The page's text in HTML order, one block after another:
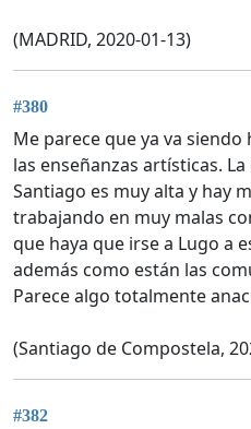
(MADRID, 2020-01-13)
#380
Me parece que ya va
las enseñanzas artísticas.
Santiago es muy alta y hay
trabajando en muy malas
que haya que irse a Lugo a
además como están las
Parece algo totalmente
(Santiago de Compostela,
#382